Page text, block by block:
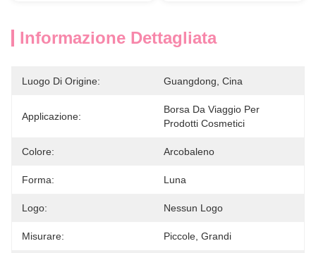
Informazione Dettagliata
Luogo Di Origine: Guangdong, Cina
Applicazione:
Borsa Da Viaggio Per
Prodotti Cosmetici
Colore: Arcobaleno
Forma: Luna
Logo: Nessun Logo
Misurare: Piccole, Grandi